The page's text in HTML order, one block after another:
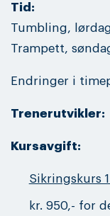
Tid:
Tumbling, lørdag
Trampett,
Endringer i
Kursavgift:
Sikringskurs
kr. 950,- for